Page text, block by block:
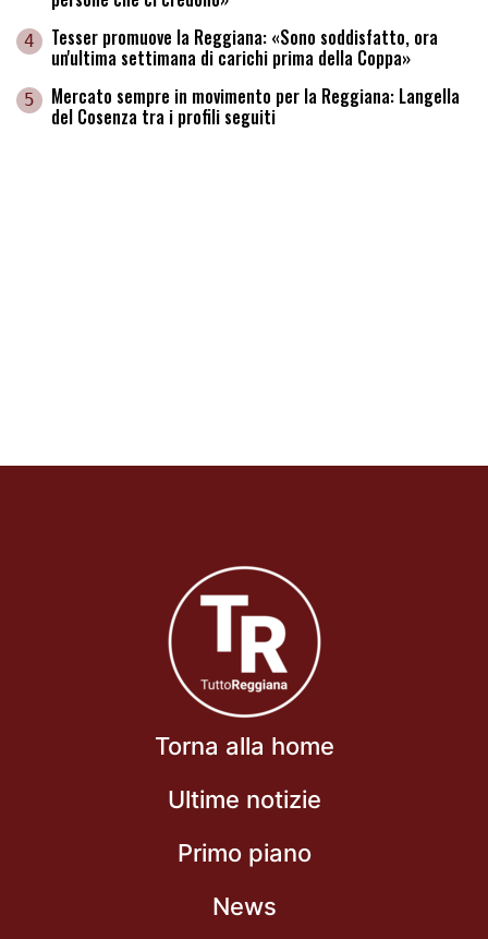
4 Tesser promuove la Reggiana: «Sono soddisfatto, ora
un'ultima settimana di carichi prima della Coppa»
5 Mercato sempre in movimento per la Reggiana: Langella
del Cosenza tra i profili seguiti
Torna alla home
Ultime notizie
Primo piano
News